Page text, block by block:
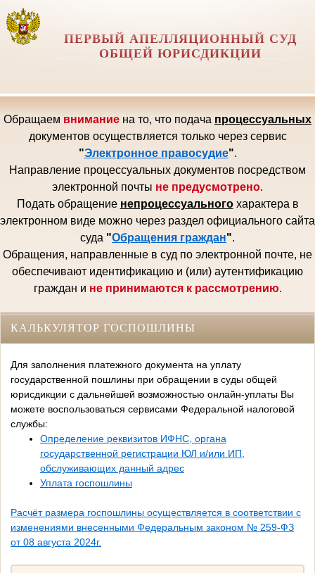
ПЕРВЫЙ АПЕЛЛЯЦИОННЫЙ СУД
ОБЩЕЙ ЮРИСДИКЦИИ
Обращаем внимание на то, что подача процессуальных
документов осуществляется только через сервис
"Электронное правосудие".
Направление процессуальных документов посредством
электронной почты не предусмотрено.
Подать обращение непроцессуальногохарактера в
электронном виде можно через раздел официального сайта
суда "Обращения граждан".
Обращения, направленные в суд по электронной почте, не
обеспечивают идентификацию и (или) аутентификацию
граждан и не принимаются к рассмотрению.
КАЛЬКУЛЯТОР ГОСПОШЛИНЫ
Для заполнения платежного документа на уплату
государственной пошлины при обращении в суды общей
юрисдикции с дальнейшей возможностью онлайн-уплаты Вы
можете воспользоваться сервисами Федеральной налоговой
службы:
Определение реквизитов ИФНС, органа
государственной регистрации ЮЛ и/или ИП,
обслуживающих данный адрес
Уплата госпошлины
Расчёт размера госпошлины осуществляется в соответствии с
изменениями внесенными Федеральным законом № 259-ФЗ
от 08 августа 2024г.